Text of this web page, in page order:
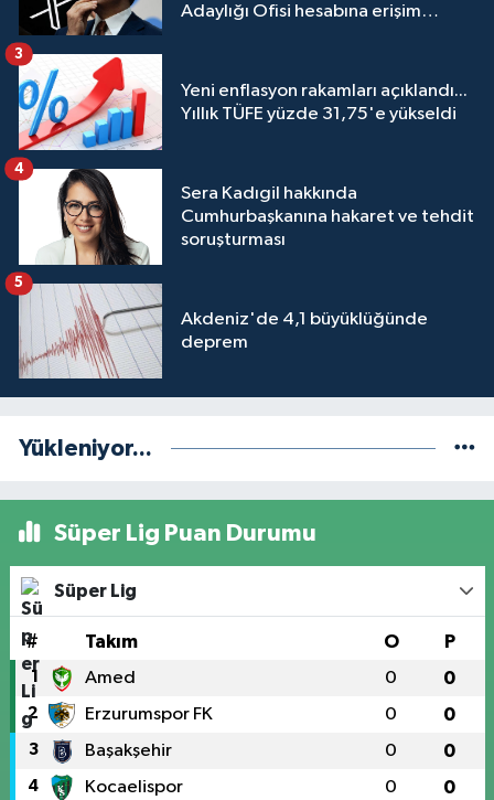
Adaylığı Ofisi hesabına erişim
Yeni enflasyon rakamları açıklandı...
Yıllık TÜFE yüzde 31,75'e yükseldi
3
Sera Kadıgil hakkında
Cumhurbaşkanına hakaret ve tehdit
soruşturması
4
Akdeniz'de 4,1 büyüklüğünde
deprem
5
Yükleniyor...
Süper Lig Puan Durumu
Süper Lig
# Takım O P
1 Amed 0 0
2 Erzurumspor FK 0 0
3 Başakşehir 0 0
4 Kocaelispor 0 0